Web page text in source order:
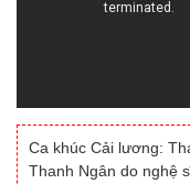
Ca khúc Cải lương:
Thanh Ngân do nghệ